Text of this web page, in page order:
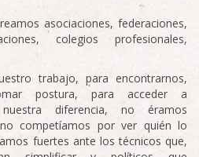
asociaciones, federaciones,
colegios profesionales,
trabajo, para encontrarnos,
postura, para acceder a
nuestra diferencia, no éramos
competíamos por ver quién lo
fuertes ante los técnicos que,